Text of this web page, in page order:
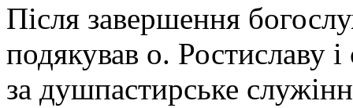
Після завершення
подякував о. Ростиславу
за душпастирське